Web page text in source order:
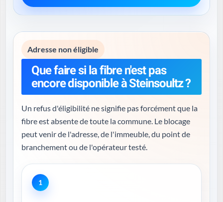
Adresse non éligible
Que faire si la fibre n'est pas
encore disponible à Steinsoultz ?
Un refus d'éligibilité ne signifie pas forcément que la
fibre est absente de toute la commune. Le blocage
peut venir de l'adresse, de l'immeuble, du point de
branchement ou de l'opérateur testé.
1